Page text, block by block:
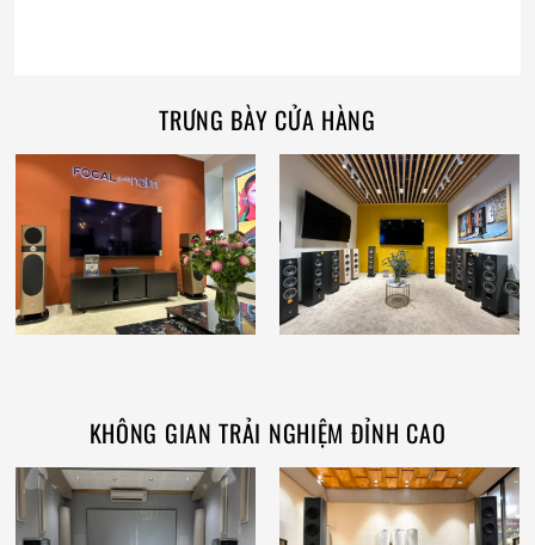
TRƯNG BÀY CỬA HÀNG
KHÔNG GIAN TRẢI NGHIỆM ĐỈNH CAO